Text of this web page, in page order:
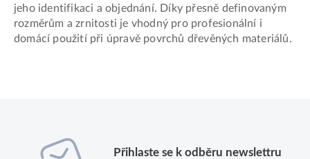
jeho identifikaci a objednání. Díky přesně definovaným
rozměrům a zrnitosti je vhodný pro profesionální i
domácí použití při úpravě povrchů dřevěných materiálů.
Přihlaste se k odběru newslettru